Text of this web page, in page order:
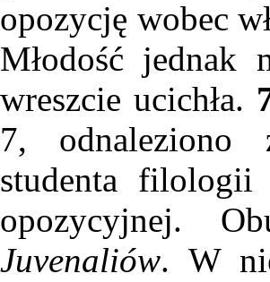
opozycję wobec
Młodość jednak
wreszcie ucichła.
7, odnaleziono
studenta filologii
opozycyjnej.
Juvenaliów. W